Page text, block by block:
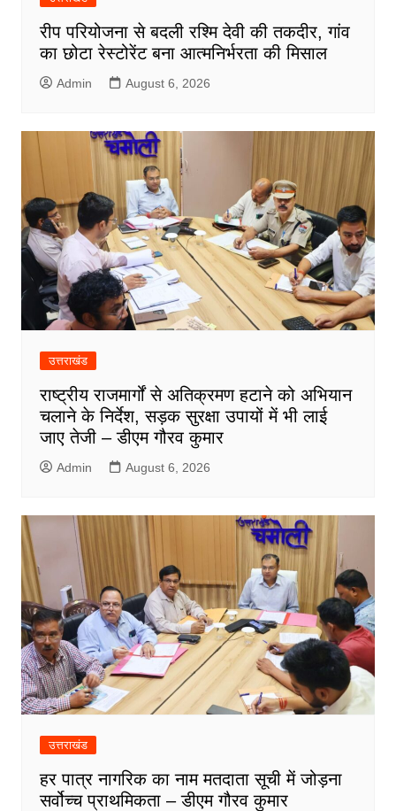
रीप परियोजना से बदली रश्मि देवी की तकदीर, गांव
का छोटा रेस्टोरेंट बना आत्मनिर्भरता की मिसाल
Admin August 6, 2026
उत्तराखंड
राष्ट्रीय राजमार्गों से अतिक्रमण हटाने को अभियान
चलाने के निर्देश, सड़क सुरक्षा उपायों में भी लाई
जाए तेजी – डीएम गौरव कुमार
Admin August 6, 2026
उत्तराखंड
हर पात्र नागरिक का नाम मतदाता सूची में जोड़ना
सर्वोच्च प्राथमिकता – डीएम गौरव कुमार